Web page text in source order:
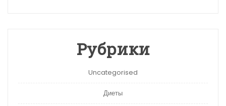
Рубрики
Uncategorised
Диеты